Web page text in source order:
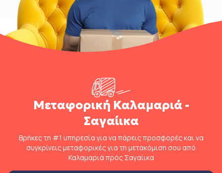
Μεταφορική Καλαμαριά -
Σαγαίικα
Βρήκες τη #1 υπηρεσία για να πάρεις προσφορές και να
συγκρίνεις μεταφορικές για τη μετακόμιση σου από
Καλαμαριά πρός Σαγαίικα